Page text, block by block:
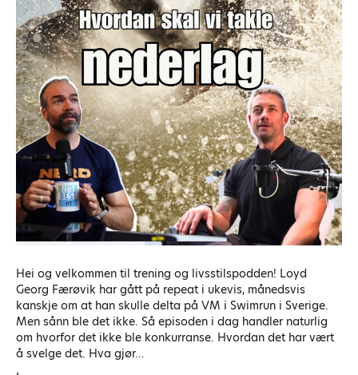
Hei og velkommen til trening og livsstilspodden! Loyd
Georg Færøvik har gått på repeat i ukevis, månedsvis
kanskje om at han skulle delta på VM i Swimrun i Sverige.
Men sånn ble det ikke. Så episoden i dag handler naturlig
om hvorfor det ikke ble konkurranse. Hvordan det har vært
å svelge det. Hva gjør…